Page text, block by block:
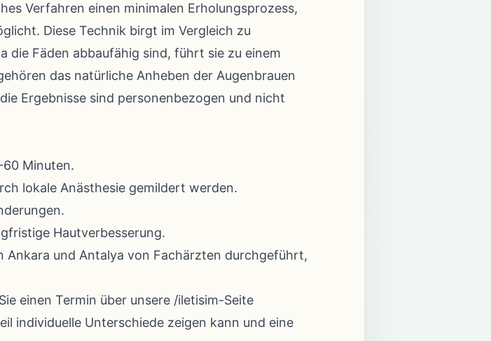
Verfahren einen minimalen Erholungsprozess,
Diese Technik birgt im Vergleich zu
die Fäden abbaufähig sind, führt sie zu einem
das natürliche Anheben der Augenbrauen
Ergebnisse sind personenbezogen und nicht
60 Minuten.
lokale Anästhesie gemildert werden.
Hautverbesserung.
Ankara und Antalya von Fachärzten durchgeführt,
einen Termin über unsere /iletisim-Seite
individuelle Unterschiede zeigen kann und eine